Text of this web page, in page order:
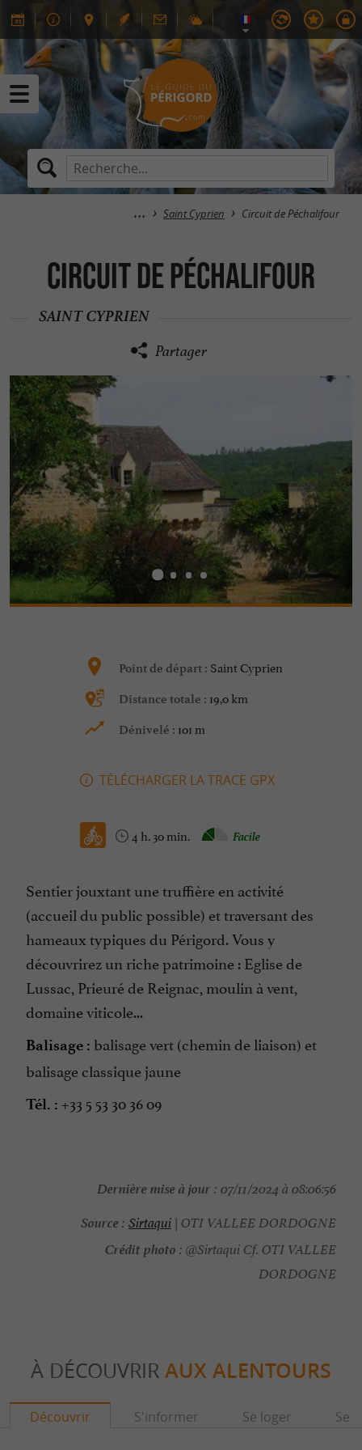
Saint Cyprien Circuit de Péchalifour
Circuit de Péchalifour
SAINT CYPRIEN
Partager
Point de départ : Saint Cyprien
Distance totale : 19,0 km
Dénivelé : 101 m
TÉLÉCHARGER LA TRACE GPX
4 h. 30 min. Facile
Sentier jouxtant une truffière en activité
(accueil du public possible) et traversant des
hameaux typiques du Périgord. Vous y
découvrirez un riche patrimoine : Eglise de
Lussac, Prieuré de Reignac, moulin à vent,
domaine viticole...
Balisage : balisage vert (chemin de liaison) et
balisage classique jaune
Tél. : +33 5 53 30 36 09
Dernière mise à jour : 07/11/2024 à 08:06:56
Source : Sirtaqui | OTI VALLEE DORDOGNE
Crédit photo : @Sirtaqui Cf. OTI VALLEE
DORDOGNE
À DÉCOUVRIR AUX ALENTOURS
Découvrir S'informer Se loger Se